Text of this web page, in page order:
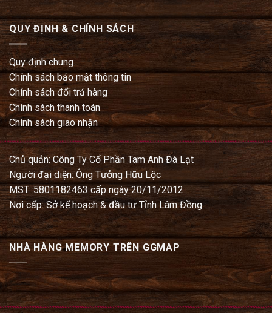
QUY ĐỊNH & CHÍNH SÁCH
Quy định chung
Chính sách bảo mật thông tin
Chính sách đổi trả hàng
Chính sách thanh toán
Chính sách giao nhận
Chủ quản: Công Ty Cổ Phần Tam Anh Đà Lạt
Người đại diện: Ông Tưởng Hữu Lộc
MST: 5801182463 cấp ngày 20/11/2012
Nơi cấp: Sở kế hoạch & đầu tư Tỉnh Lâm Đồng
NHÀ HÀNG MEMORY TRÊN GGMAP